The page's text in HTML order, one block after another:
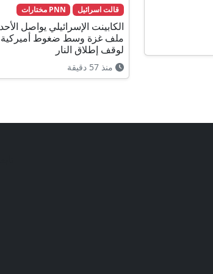
قالت اسرائيل PNN مختارات
الكابينت الإسرائيلي يواصل
ملف غزة وسط ضغوط أميركية
لوقف إطلاق النار
منذ 57 دقيقة